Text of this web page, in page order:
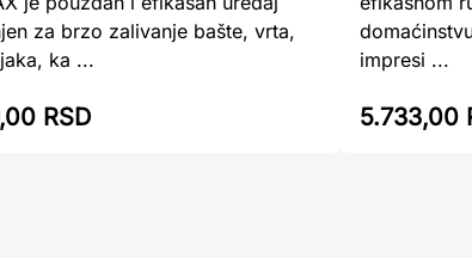
za brzo zalivanje bašte, vrta,
ka ...
RSD
impresi ...
5.733,00